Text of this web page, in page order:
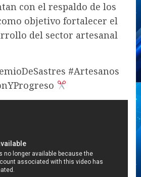
con el respaldo de los
objetivo fortalecer el
del sector artesanal
#Artesanos